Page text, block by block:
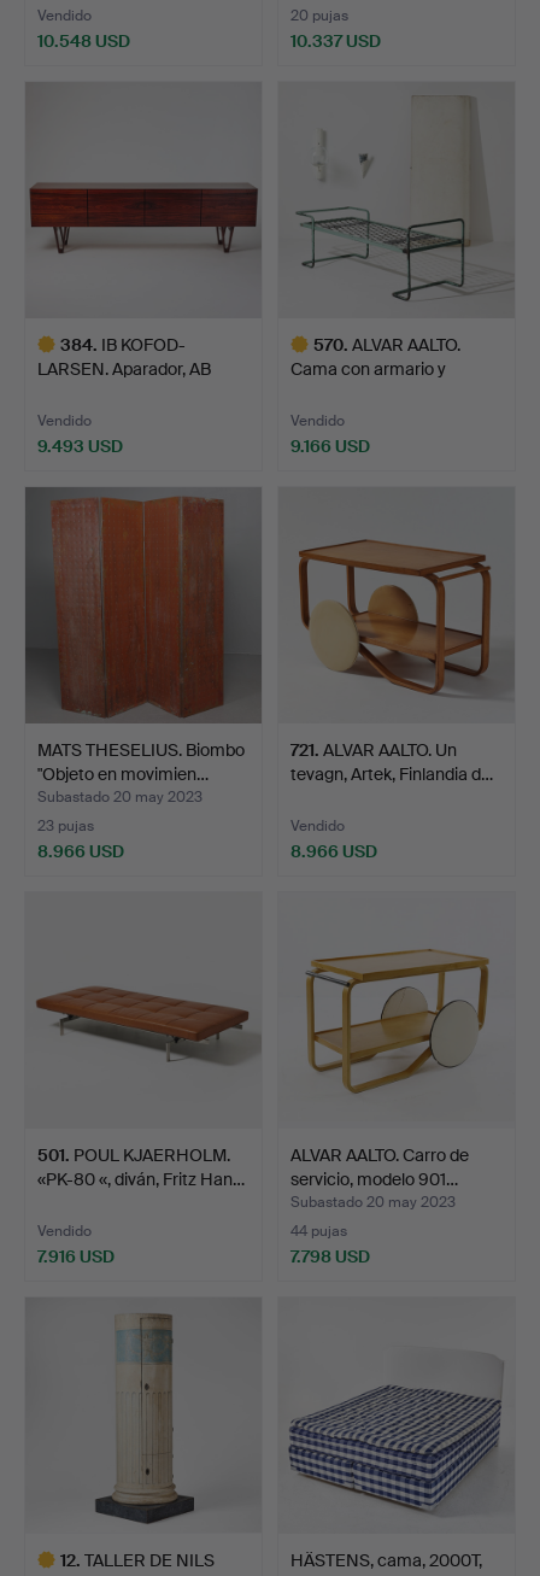
Vendido
10.548 USD
20 pujas
10.337 USD
384. IB KOFOD-
LARSEN. Aparador, AB
Vendido
9.493 USD
seleccionado
570. ALVAR AALTO.
Cama con armario y
Vendido
9.166 USD
MATS THESELIUS. Biombo
"Objeto en movimien…
Subastado 20 may 2023
23 pujas
8.966 USD
721. ALVAR AALTO. Un
tevagn, Artek, Finlandia d…
Vendido
8.966 USD
501. POUL KJAERHOLM.
«PK-80 «, diván, Fritz Han…
Vendido
7.916 USD
ALVAR AALTO. Carro de
servicio, modelo 901…
Subastado 20 may 2023
44 pujas
7.798 USD
12. TALLER DE NILS
HÄSTENS, cama, 2000T,